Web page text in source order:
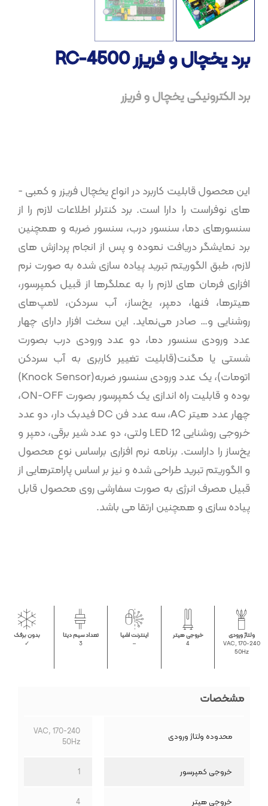
برد یخچال و فریزر RC-4500
برد الکترونیکی یخچال و فریزر​
این محصول قابلیت کاربرد در انواع یخچال فریزر و کمبی ­
های نوفراست را دارا است. برد کنترلر اطلاعات لازم را از
سنسور­های دما، سنسور درب، سنسور ضربه و همچنین
برد نمایشگر دریافت نموده و پس از انجام پردازش های
لازم، طبق الگوریتم تبرید پیاده ­سازی شده به صورت نرم
­افزاری فرمان­ های لازم را به عملگر­ها از قبیل کمپرسور،
هیترها، فن­ها، دمپر، یخ‌ساز، آب سردکن، لامپ‌های
روشنایی و… صادر می­‌نماید. این سخت افزار دارای چهار
عدد ورودی سنسور دما، دو عدد ورودی درب بصورت
شستی یا مگنت(قابلیت تغییر کاربری به آب سردکن
اتومات)، یک عدد ورودی سنسور ضربه(Knock Sensor)
بوده و قابلیت راه اندازی یک کمپرسور بصورت ON-OFF،
چهار عدد هیتر AC، سه عدد فن DC فیدبک دار، دو عدد
خروجی روشنایی LED 12 ولتی، دو عدد شیر برقی، دمپر و
یخ‌ساز را داراست. برنامه نرم ­افزاری براساس نوع محصول
و الگوریتم تبرید طراحی شده و نیز بر­ اساس پارامتر­هایی از
قبیل مصرف انرژی به­ صورت سفارشی روی محصول قابل
پیاده­ سازی و همچنین ارتقا می باشد.
ولتاژ ورودی
170-240 VAC,
50Hz
خروجی هیتر
4
اینترنت اشیا
–
تعداد سیم دیتا
3
بدون برفک
✓
مشخصات
محدوده ولتاژ ورودی 170-240 VAC,
50Hz
خروجی کمپرسور 1
خروجی هیتر 4